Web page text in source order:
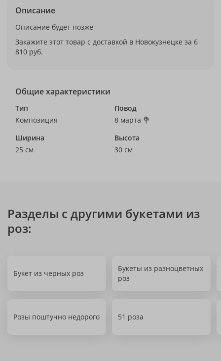
Описание
Описание будет позже
Закажите этот товар с доставкой в Новокузнецке за 6
810 руб.
Общие характеристики
Тип
Композиция
Повод
8 марта 💐
Ширина
25 см
Высота
30 см
Разделы с другими букетами из
роз:
Букет из черных роз
Букеты из разноцветных
роз
Розы поштучно недорого 51 роза